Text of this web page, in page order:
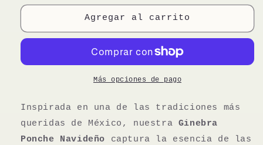
para
para
Pongin
Agregar al carrito
Más opciones de pago
Inspirada en una de las tradiciones más
queridas de México, nuestra Ginebra
Ponche Navideño captura la esencia de las